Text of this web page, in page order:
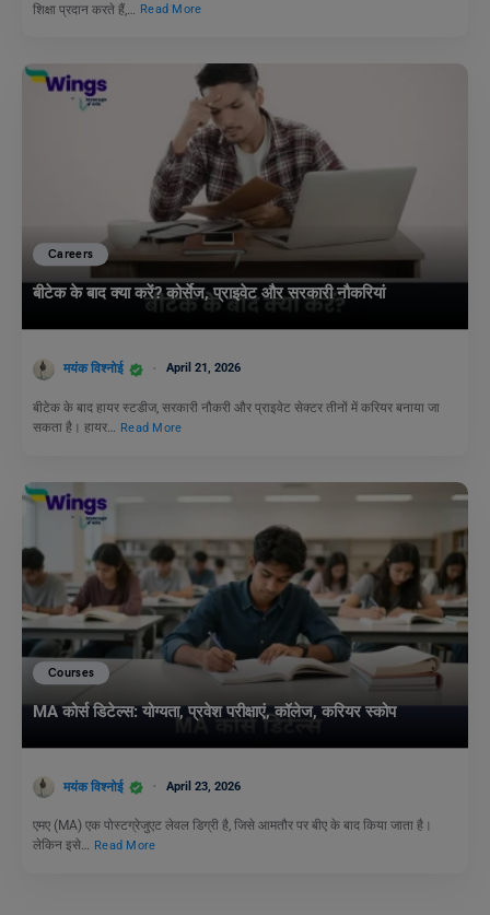
शिक्षा प्रदान करते हैं,…
Read More
Careers
बीटेक के बाद क्या करें? कोर्सेज, प्राइवेट और सरकारी नौकरियां
मयंक विश्नोई April 21, 2026
बीटेक के बाद हायर स्टडीज, सरकारी नौकरी और प्राइवेट सेक्टर तीनों में करियर बनाया जा
सकता है। हायर… Read More
Courses
MA कोर्स डिटेल्स: योग्यता, प्रवेश परीक्षाएं, कॉलेज, करियर स्कोप
मयंक विश्नोई April 23, 2026
एमए (MA) एक पोस्टग्रेजुएट लेवल डिग्री है, जिसे आमतौर पर बीए के बाद किया जाता है।
लेकिन इसे… Read More